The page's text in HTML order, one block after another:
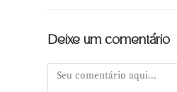
Deixe um comentário